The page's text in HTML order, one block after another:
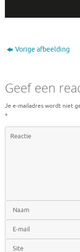
Vorige afbeelding
Geef een
Je e-mailadres wordt niet
*